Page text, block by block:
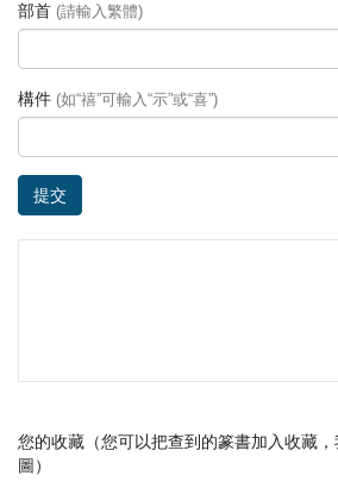
部首 (請輸入繁體)
構件 (如“禧”可輸入“示”或“喜”)
提交
您的收藏（您可以把查到的篆書加入收藏
圖）